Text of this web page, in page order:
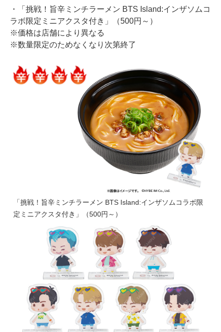
・「挑戦！旨辛ミンチラーメン BTS Island:インザソムコ
ラボ限定ミニアクスタ付き」（500円～）
※価格は店舗により異なる
※数量限定のためなくなり次第終了
「挑戦！旨辛ミンチラーメン BTS Island:インザソムコラボ限
定ミニアクスタ付き」（500円～）